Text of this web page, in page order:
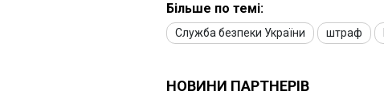
Більше по темі:
Служба безпеки України штраф